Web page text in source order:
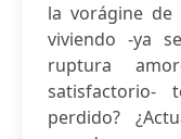
la vorágine de
viviendo -ya
ruptura
satisfactorio-
perdido?